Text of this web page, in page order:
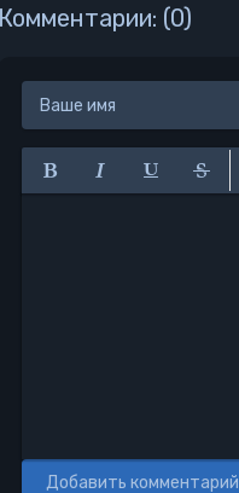
Комментарии: (0)
Добавить комментарий